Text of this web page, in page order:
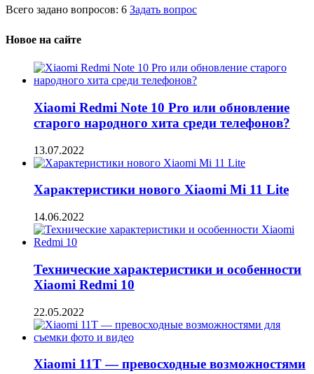
Всего задано вопросов: 6 Задать вопрос
Новое на сайте
Xiaomi Redmi Note 10 Pro или обновление
старого народного хита среди телефонов?
13.07.2022
Характеристики нового Xiaomi Mi 11 Lite
14.06.2022
Технические характеристики и особенности
Xiaomi Redmi 10
22.05.2022
Xiaomi 11T — превосходные возможностями